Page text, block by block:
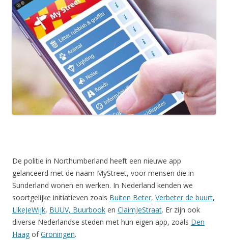
De politie in Northumberland heeft een nieuwe app
gelanceerd met de naam MyStreet, voor mensen die in
Sunderland wonen en werken. In Nederland kenden we
soortgelijke initiatieven zoals Buiten Beter, Verbeter de buurt,
LikeJeWijk, BUUV, Buurbook en ClaimJeStraat. Er zijn ook
diverse Nederlandse steden met hun eigen app, zoals Den
Haag ofGroningen.